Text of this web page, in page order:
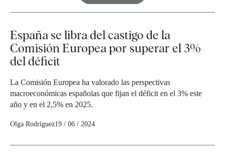
España se libra del castigo de la
Comisión Europea por superar el 3%
del déficit
La Comisión Europea ha valorado las perspectivas
macroeconómicas españolas que fijan el déficit en el 3% este
año y en el 2,5% en 2025.
Olga Rodríguez19 / 06 / 2024